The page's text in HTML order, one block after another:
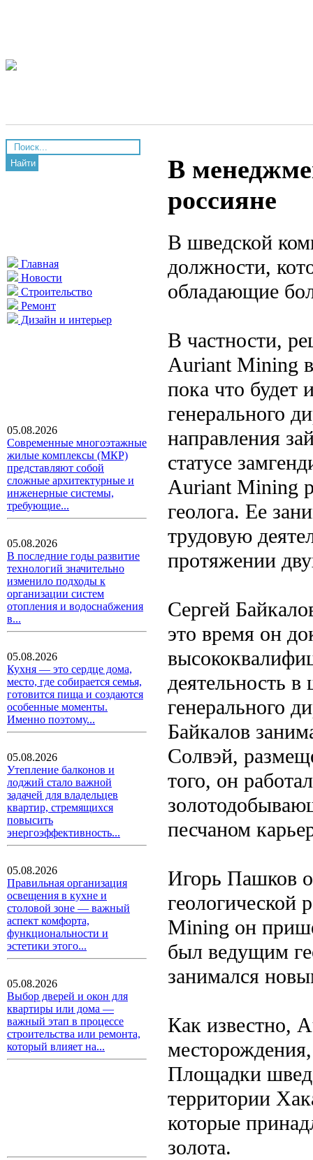
Найти
Главная
Новости
Строительство
Ремонт
Дизайн и интерьер
05.08.2026
Современные многоэтажные
жилые комплексы (МКР)
представляют собой
сложные архитектурные и
инженерные системы,
требующие...
05.08.2026
В последние годы развитие
технологий значительно
изменило подходы к
организации систем
отопления и водоснабжения
в...
05.08.2026
Кухня — это сердце дома,
место, где собирается семья,
готовится пища и создаются
особенные моменты.
Именно поэтому...
05.08.2026
Утепление балконов и
лоджий стало важной
задачей для владельцев
квартир, стремящихся
повысить
энергоэффективность...
05.08.2026
Правильная организация
освещения в кухне и
столовой зоне — важный
аспект комфорта,
функциональности и
эстетики этого...
05.08.2026
Выбор дверей и окон для
квартиры или дома —
важный этап в процессе
строительства или ремонта,
который влияет на...
В
россияне
В шведской
должности,
обладающие
В частности,
Auriant Mining
пока что будет
генерального
направления
статусе
Auriant Mining
геолога. Ее
трудовую
протяжении
Сергей
это время он
деятельность
генерального
Байкалов
Солвэй,
того, он
песчаном
Игорь Пашков
геологической
Mining он
был ведущим
занимался
Как известно,
Площадки
территории
которые
золота.